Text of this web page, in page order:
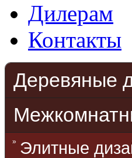
Дилерам
Контакты
Деревяные
Элитные